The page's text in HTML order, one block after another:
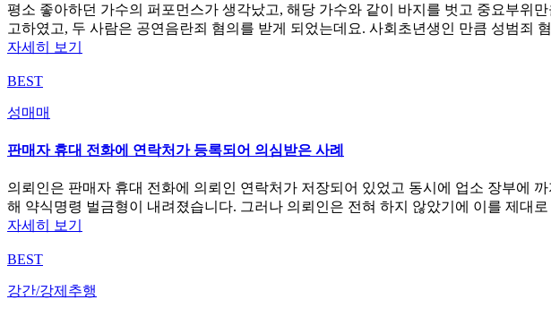
평소 좋아하던 가수의 퍼포먼스가 생각났고, 해당 가수와 같이 바지를 벗고 중요부위
고하였고, 두 사람은 공연음란죄 혐의를 받게 되었는데요. 사회초년생인 만큼 성범죄
자세히 보기
BEST
성매매
판매자 휴대 전화에 연락처가 등록되어 의심받은 사례
의뢰인은 판매자 휴대 전화에 의뢰인 연락처가 저장되어 있었고 동시에 업소 장부에
해 약식명령 벌금형이 내려졌습니다. 그러나 의뢰인은 전혀 하지 않았기에 이를 제대
자세히 보기
BEST
강간/강제추행